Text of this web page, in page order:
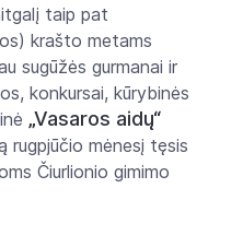
taip pat
krašto metams
sugūžės gurmanai ir
konkursai, kūrybinės
„Vasaros aidų“
rugpjūčio mėnesį tęsis
Čiurlionio gimimo